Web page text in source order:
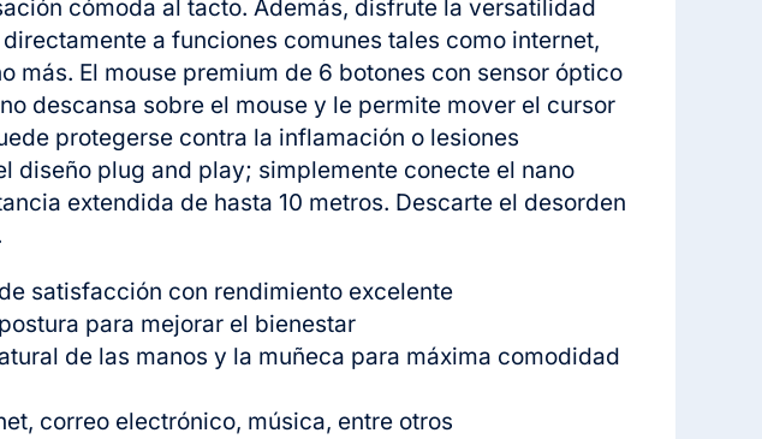
cómoda al tacto. Además, disfrute la versatilidad
a funciones comunes tales como internet,
más. El mouse premium de 6 botones con sensor óptico
descansa sobre el mouse y le permite mover el cursor
protegerse contra la inflamación o lesiones
diseño plug and play; simplemente conecte el nano
extendida de hasta 10 metros. Descarte el desorden
satisfacción con rendimiento excelente
para mejorar el bienestar
de las manos y la muñeca para máxima comodidad
correo electrónico, música, entre otros